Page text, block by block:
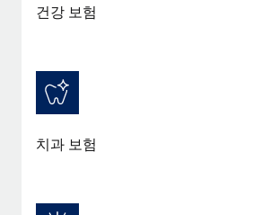
자세히 알아보기
건강 보험
치과 보험